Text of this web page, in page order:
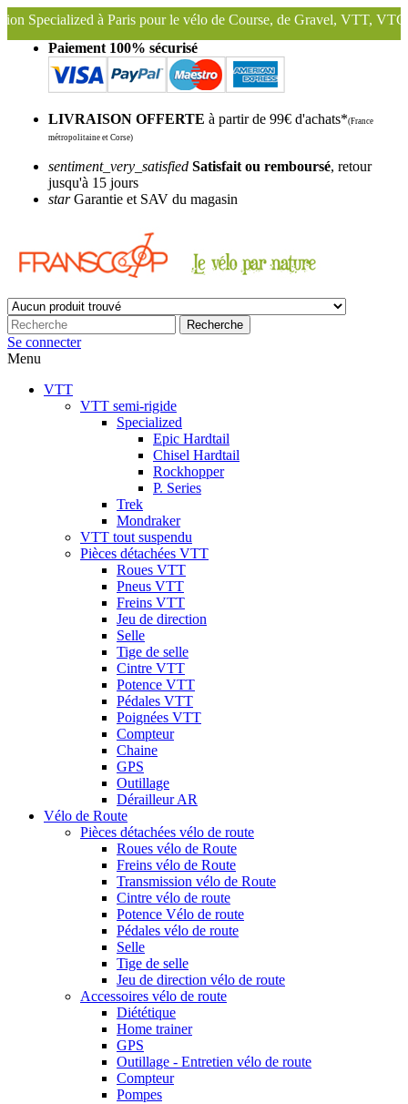
pour le vélo de Course, de Gravel, VTT, VTC ...
Nous
Paiement 100% sécurisé
LIVRAISON OFFERTE à partir de 99€ d'achats*(France
métropolitaine et Corse)
sentiment_very_satisfied Satisfait ou remboursé, retour
jusqu'à 15 jours
starGarantie et SAV du magasin
Recherche
Se connecter
Menu
VTT
VTT semi-rigide
Specialized
Epic Hardtail
Chisel Hardtail
Rockhopper
P. Series
Trek
Mondraker
VTT tout suspendu
Pièces détachées VTT
Roues VTT
Pneus VTT
Freins VTT
Jeu de direction
Selle
Tige de selle
Cintre VTT
Potence VTT
Pédales VTT
Poignées VTT
Compteur
Chaine
GPS
Outillage
Dérailleur AR
Vélo de Route
Pièces détachées vélo de route
Roues vélo de Route
Freins vélo de Route
Transmission vélo de Route
Cintre vélo de route
Potence Vélo de route
Pédales vélo de route
Selle
Tige de selle
Jeu de direction vélo de route
Accessoires vélo de route
Diététique
Home trainer
GPS
Outillage - Entretien vélo de route
Compteur
Pompes